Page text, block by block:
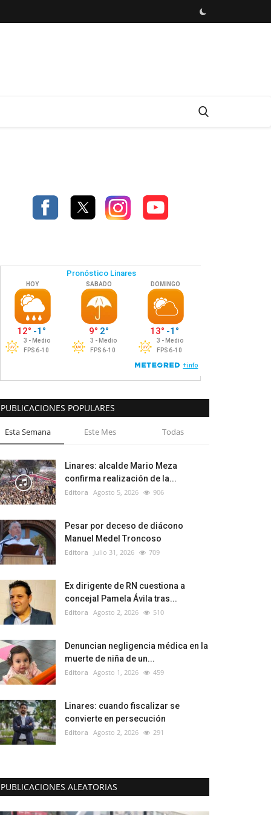
PUBLICACIONES POPULARES
Esta Semana Este Mes Todas
Linares: alcalde Mario Meza
confirma realización de la...
Editora Agosto 5, 2026 906
Pesar por deceso de diácono
Manuel Medel Troncoso
Editora Julio 31, 2026 709
Ex dirigente de RN cuestiona a
concejal Pamela Ávila tras...
Editora Agosto 2, 2026 510
Denuncian negligencia médica en la
muerte de niña de un...
Editora Agosto 1, 2026 459
Linares: cuando fiscalizar se
convierte en persecución
Editora Agosto 2, 2026 291
PUBLICACIONES ALEATORIAS